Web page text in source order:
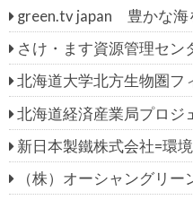
green.tv japan 豊かな海
さけ・ます資源管理セン
北海道大学北方生物圏フ
北海道経済産業局プロジ
新日本製鐵株式会社=環
（株）オーシャングリー